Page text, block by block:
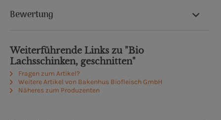
Bewertung
Weiterführende Links zu "Bio
Lachsschinken, geschnitten"
Fragen zum Artikel?
Weitere Artikel von Bakenhus Biofleisch GmbH
Näheres zum Produzenten